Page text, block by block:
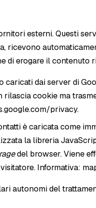
esterni. Questi
ricevono
di erogare il contenuto
dai server di
rilascia cookie ma
privacy.
è caricata come
la libreria
del browser. Viene
Informativa:
autonomi del